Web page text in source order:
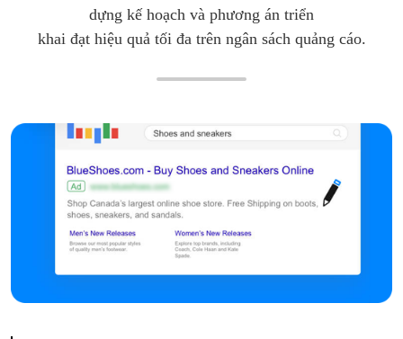
dựng kế hoạch và phương án triển
khai đạt hiệu quả tối đa trên ngân sách quảng cáo.